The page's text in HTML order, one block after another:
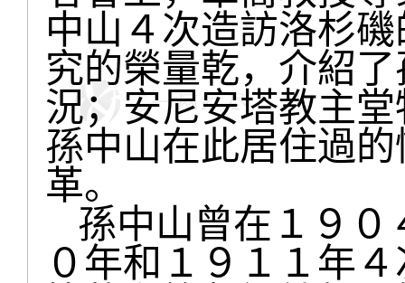
中山４次造訪洛杉
究的榮量乾，介紹
況；安尼安塔教主
孫中山在此居住過
革。
孫中山曾在１９０
０年和１９１１年